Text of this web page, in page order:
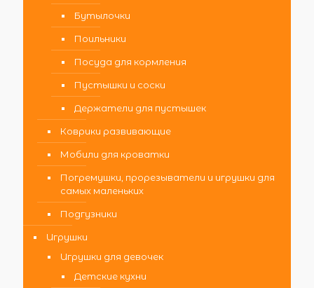
Бутылочки
Поильники
Посуда для кормления
Пустышки и соски
Держатели для пустышек
Коврики развивающие
Мобили для кроватки
Погремушки, прорезыватели и игрушки для
самых маленьких
Подгузники
Игрушки
Игрушки для девочек
Детские кухни